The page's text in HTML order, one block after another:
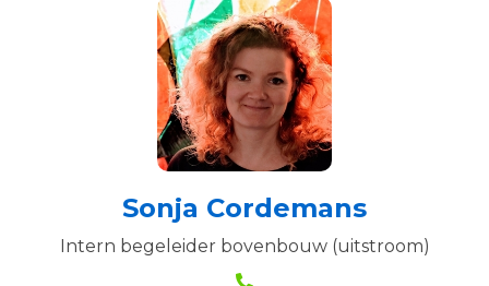
Sonja Cordemans
Intern begeleider bovenbouw (uitstroom)